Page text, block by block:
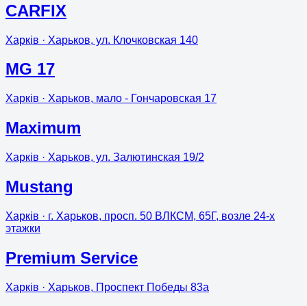
CARFIX
Харків · Харьков, ул. Клочковская 140
MG 17
Харків · Харьков, мало - Гончаровская 17
Maximum
Харків · Харьков, ул. Залютинская 19/2
Mustang
Харків · г. Харьков, просп. 50 ВЛКСМ, 65Г, возле 24-х
этажки
Premium Service
Харків · Харьков, Проспект Победы 83а